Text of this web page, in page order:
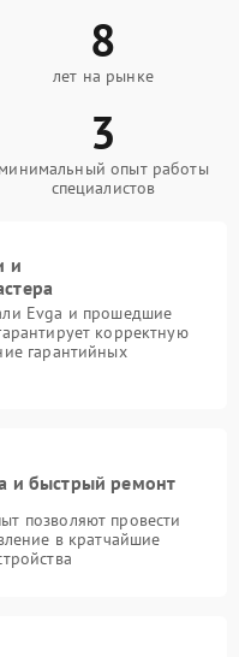
8
лет на рынке
3
минимальный опыт работы
специалистов
и
Evga и прошедшие
корректную
гарантийных
и быстрый ремонт
позволяют провести
в кратчайшие